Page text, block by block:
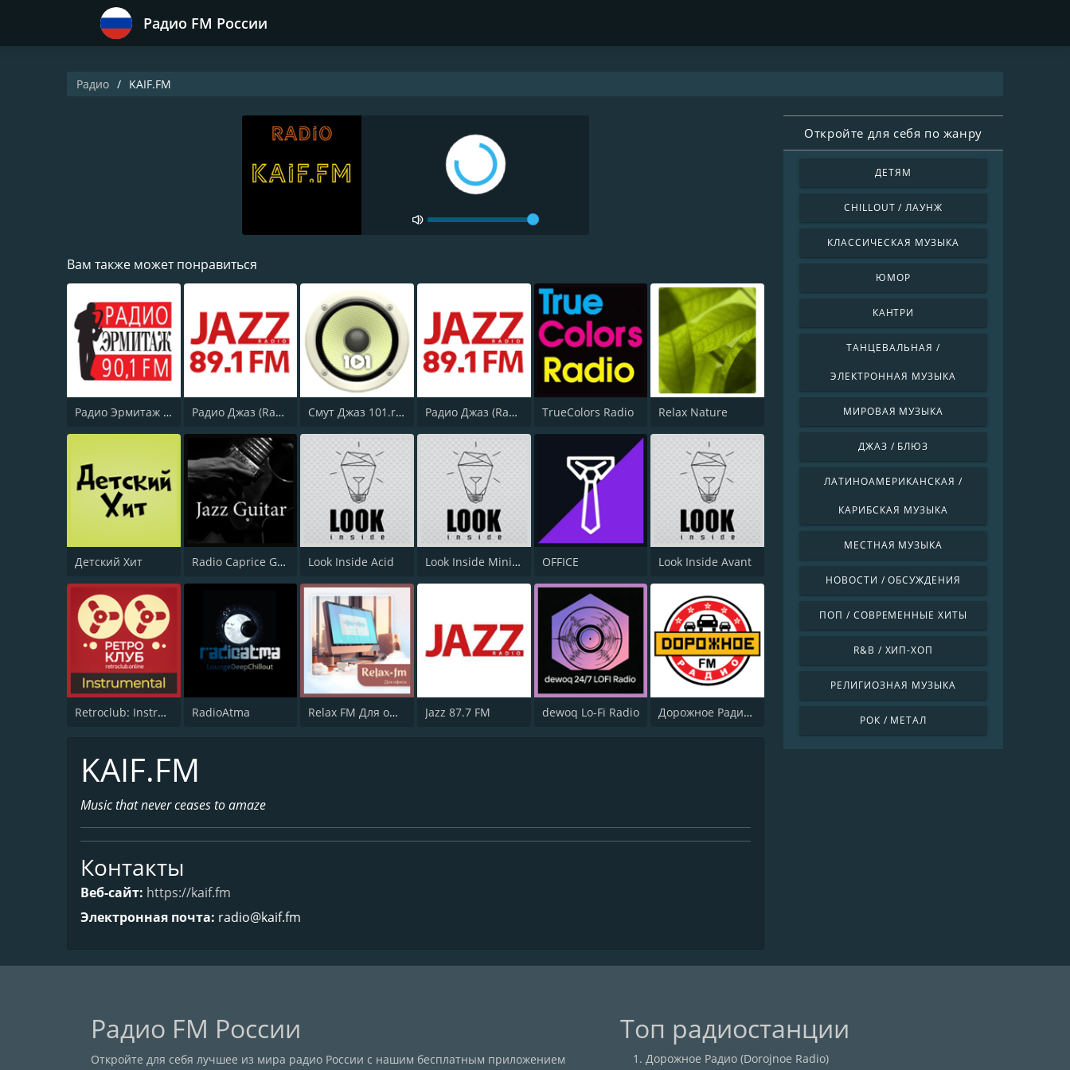
Радио FM России
Радио KAIF.FM
Вам также может понравиться
Радио Эрмитаж 90.1 (Radio Hermitage) Радио Джаз (Radio Jazz - Jazz Vocals) Смут Джаз 101.ru Smooth Jazz Радио Джаз (Radio Jazz - Jazz Legends) TrueColors Radio Relax Nature
Детский Хит Radio Caprice Guitar Jazz Look Inside Acid Look Inside Minimal OFFICE Look Inside Avant
Retroclub: Instrumental RadioAtma Relax FM Для офиса Jazz 87.7 FM dewoq Lo-Fi Radio Дорожное Радио (Dorojnoe Radio)
KAIF.FM
Music that never ceases to amaze
Контакты
Веб-сайт: https://kaif.fm
Электронная почта: radio@kaif.fm
Откройте для себя по жанру
ДЕТЯМ
CHILLOUT / ЛАУНЖ
КЛАССИЧЕСКАЯ МУЗЫКА
ЮМОР
КАНТРИ
ТАНЦЕВАЛЬНАЯ /
ЭЛЕКТРОННАЯ МУЗЫКА
МИРОВАЯ МУЗЫКА
ДЖАЗ / БЛЮЗ
ЛАТИНОАМЕРИКАНСКАЯ /
КАРИБСКАЯ МУЗЫКА
МЕСТНАЯ МУЗЫКА
НОВОСТИ / ОБСУЖДЕНИЯ
ПОП / СОВРЕМЕННЫЕ ХИТЫ
R&B / ХИП-ХОП
РЕЛИГИОЗНАЯ МУЗЫКА
РОК / МЕТАЛ
Радио FM России
Откройте для себя лучшее из мира радио России с нашим бесплатным приложением
Топ радиостанции
Дорожное Радио (Dorojnoe Radio)